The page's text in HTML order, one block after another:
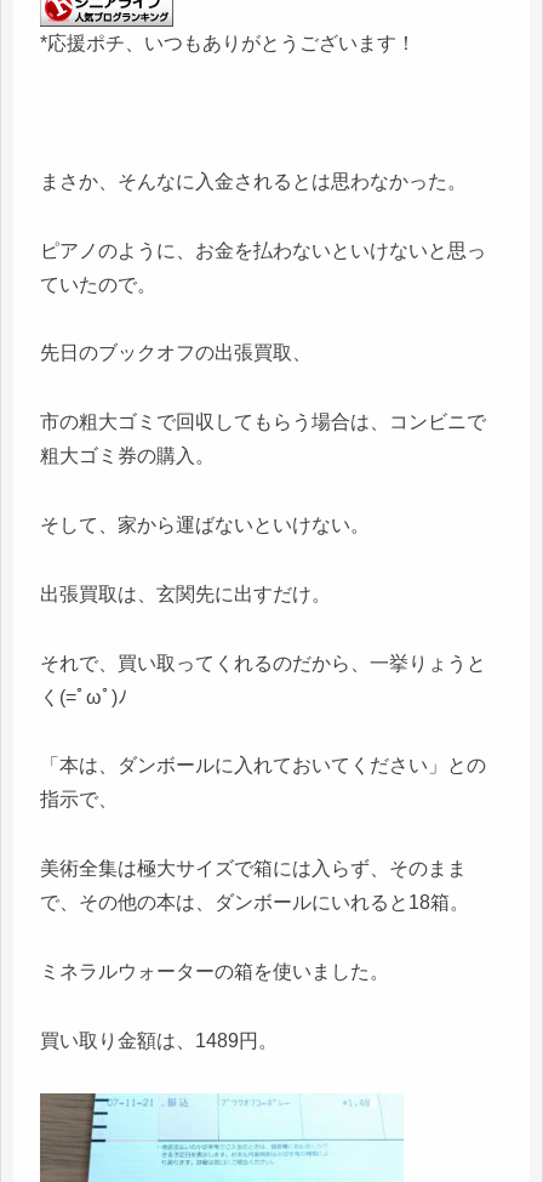
*応援ポチ、いつもありがとうございます！
まさか、そんなに入金されるとは思わなかった。
ピアノのように、お金を払わないといけないと思っ
ていたので。
先日のブックオフの出張買取、
市の粗大ゴミで回収してもらう場合は、コンビニで
粗大ゴミ券の購入。
そして、家から運ばないといけない。
出張買取は、玄関先に出すだけ。
それで、買い取ってくれるのだから、一挙りょうと
く(=ﾟωﾟ)ﾉ
「本は、ダンボールに入れておいてください」との
指示で、
美術全集は極大サイズで箱には入らず、そのまま
で、その他の本は、ダンボールにいれると18箱。
ミネラルウォーターの箱を使いました。
買い取り金額は、1489円。